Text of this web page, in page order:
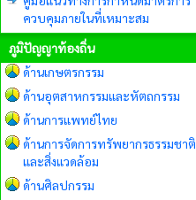
ควบคุมภายในที่เหมาะสม
ภูมิปัญญาท้องถิ่น
ด้านเกษตรกรรม
ด้านอุตสาหกรรมและหัตถกรรม
ด้านการแพทย์ไทย
ด้านการจัดการทรัพยากรธรรมชาติ
และสิ่งแวดล้อม
ด้านศิลปกรรม